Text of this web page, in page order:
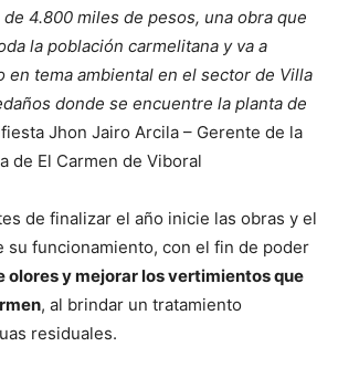
4.800 miles de pesos, una obra que
la población carmelitana y va a
en tema ambiental en el sector de Villa
donde se encuentre la planta de
Jhon Jairo Arcila – Gerente de la
de El Carmen de Viboral
de finalizar el año inicie las obras y el
su funcionamiento, con el fin de poder
olores y mejorar los vertimientos que
, al brindar un tratamiento
residuales.